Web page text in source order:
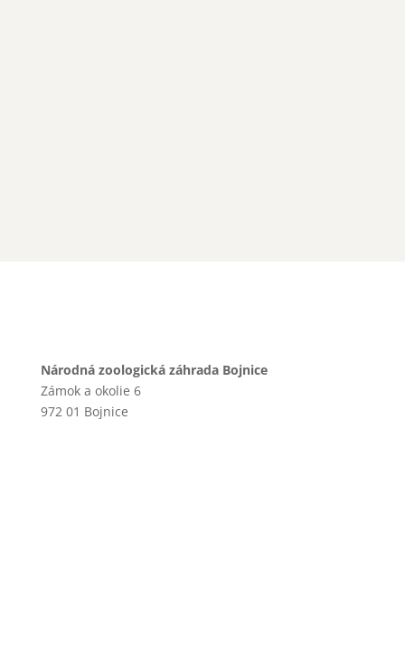
Národná zoologická záhrada Bojnice
Zámok a okolie 6
972 01 Bojnice